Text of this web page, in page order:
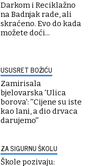
Darkom i Reciklažno
na Badnjak rade, ali
skraćeno. Evo do kada
možete doći...
USUSRET BOŽIĆU
Zamirisala
bjelovarska 'Ulica
borova': ''Cijene su iste
kao lani, a dio drvaca
darujemo''
ZA SIGURNU ŠKOLU
Škole pozivaju: